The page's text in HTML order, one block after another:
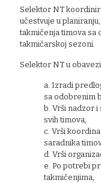
Selektor NT
učestvuje u
takmičenja timova sa
takmičarskoj sezoni.
Selektor NT u
a. Izradi
sa odobrenim
b. Vrši nadzor
svih timova,
c. Vrši
saradnika
d. Vrši
e. Po potrebi
takmičenjima,